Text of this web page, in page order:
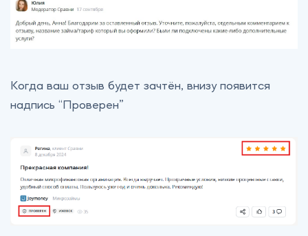
Когда ваш отзыв будет зачтён, внизу появится
надпись “Проверен”